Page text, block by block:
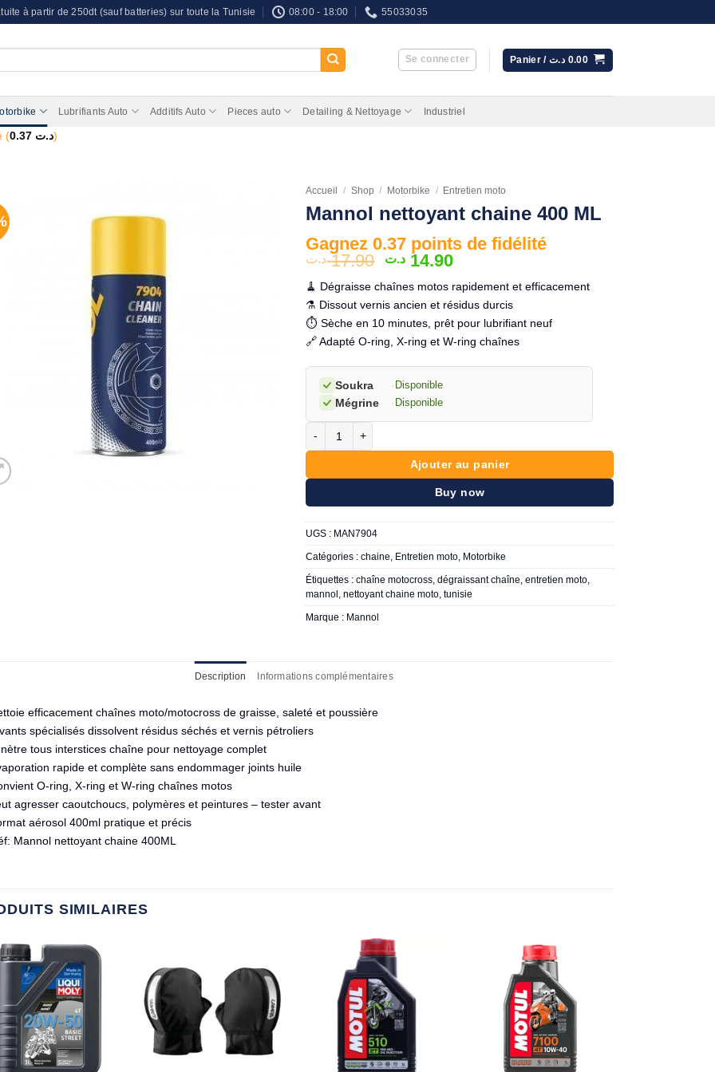
à partir de 250dt (sauf batteries) sur toute la Tunisie 08:00 - 18:00 55033035
Se connecter Panier / 0.00 د.ت
Lubrifiants Auto Additifs Auto Pieces auto Detailing & Nettoyage Industriel
(0.37 د.ت)
Accueil / Shop / Motorbike / Entretien moto
Mannol nettoyant chaine 400 ML
Gagnez 0.37 points de fidélité
17.90 د.ت
Le
initial
était :
17.90 د.ت.
14.90 د.ت
Le
actuel
est :
14.90 د.ت.
🧹 Dégraisse chaînes motos rapidement et efficacement
⚗️ Dissout vernis ancien et résidus durcis
⏱️ Sèche en 10 minutes, prêt pour lubrifiant neuf
🔗 Adapté O-ring, X-ring et W-ring chaînes
Soukra · Disponible
Mégrine · Disponible
Ajouter au panier
Buy now
UGS : MAN7904
Catégories :chaine Entretien moto Motorbike
Étiquettes :chaîne motocross ,dégraissant chaîne ,entretien moto
mannol
,nettoyant chaine moto ,tunisie
Marque : Mannol
Description Informations complémentaires
efficacement chaînes moto/motocross de graisse, saleté et poussière
spécialisés dissolvent résidus séchés et vernis pétroliers
tous interstices chaîne pour nettoyage complet
rapide et complète sans endommager joints huile
O-ring, X-ring et W-ring chaînes motos
agresser caoutchoucs, polymères et peintures – tester avant
aérosol 400ml pratique et précis
Mannol nettoyant chaine 400ML
SIMILAIRES